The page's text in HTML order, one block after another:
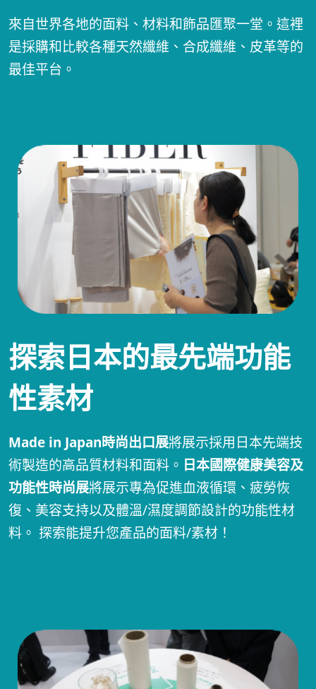
來自世界各地的面料、材料和飾品匯聚一堂。這裡
是採購和比較各種天然纖維、合成纖維、皮革等的
最佳平台。
探索日本的最先端功能
性素材
Made in Japan時尚出口展將展示採用日本先端技
術製造的高品質材料和面料。 日本國際健康美容及
功能性時尚展將展示專為促進血液循環、疲勞恢
復、美容支持以及體溫/濕度調節設計的功能性材
料。 探索能提升您產品的面料/素材！